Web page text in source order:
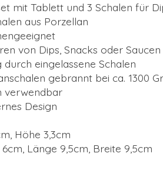
mit Tablett und 3 Schalen für
aus Porzellan
von Dips, Snacks oder Saucen
eingelassene Schalen
gebrannt bei ca. 1300
verwendbar
Design
Höhe 3,3cm
Länge 9,5cm, Breite 9,5cm